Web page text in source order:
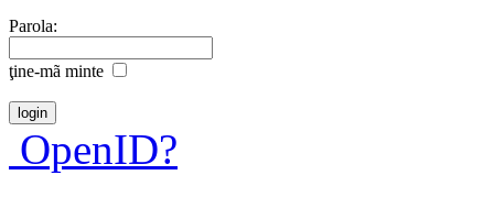
Parola:
ţine-mã minte
OpenID?